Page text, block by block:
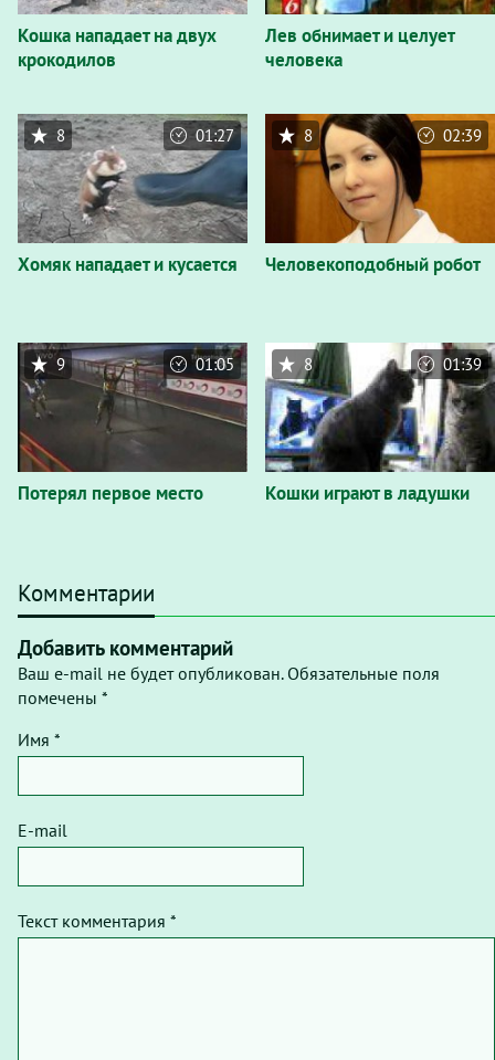
Кошка нападает на двух
крокодилов
Лев обнимает и целует
человека
Хомяк нападает и кусается
8 01:27
Человекоподобный робот
8 02:39
Потерял первое место
9 01:05
Кошки играют в ладушки
8 01:39
Комментарии
Добавить комментарий
Ваш e-mail не будет опубликован. Обязательные поля
помечены *
Имя *
E-mail
Текст комментария *